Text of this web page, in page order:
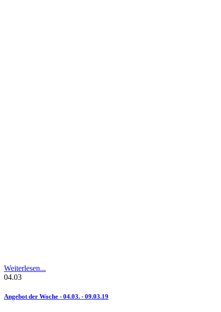
Weiterlesen...
04.03
Angebot der Woche - 04.03. - 09.03.19